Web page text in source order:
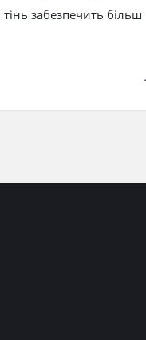
забезпечить більш